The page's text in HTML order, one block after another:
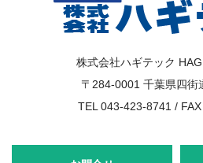
株式会社ハギテック
〒284-0001 千葉県四街
TEL 043-423-8741 /